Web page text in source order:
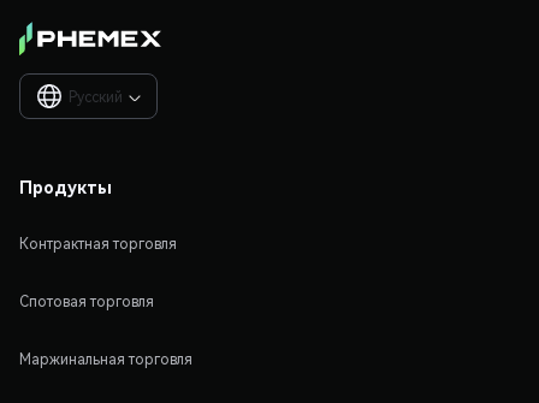
Русский 
Продукты
Контрактная торговля
Спотовая торговля
Маржинальная торговля